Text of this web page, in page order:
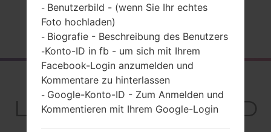
Startseite →Serie
Rückblick
LGM400DY(LGM400D
- Benutzerbild - (wenn Sie Ihr echtes
Foto hochladen)
- Biografie - Beschreibung des Benutzers
-Konto-ID in fb - um sich mit Ihrem
Facebook-Login anzumelden und
Kommentare zu hinterlassen
- Google-Konto-ID - Zum Anmelden und
Kommentieren mit Ihrem Google-Login